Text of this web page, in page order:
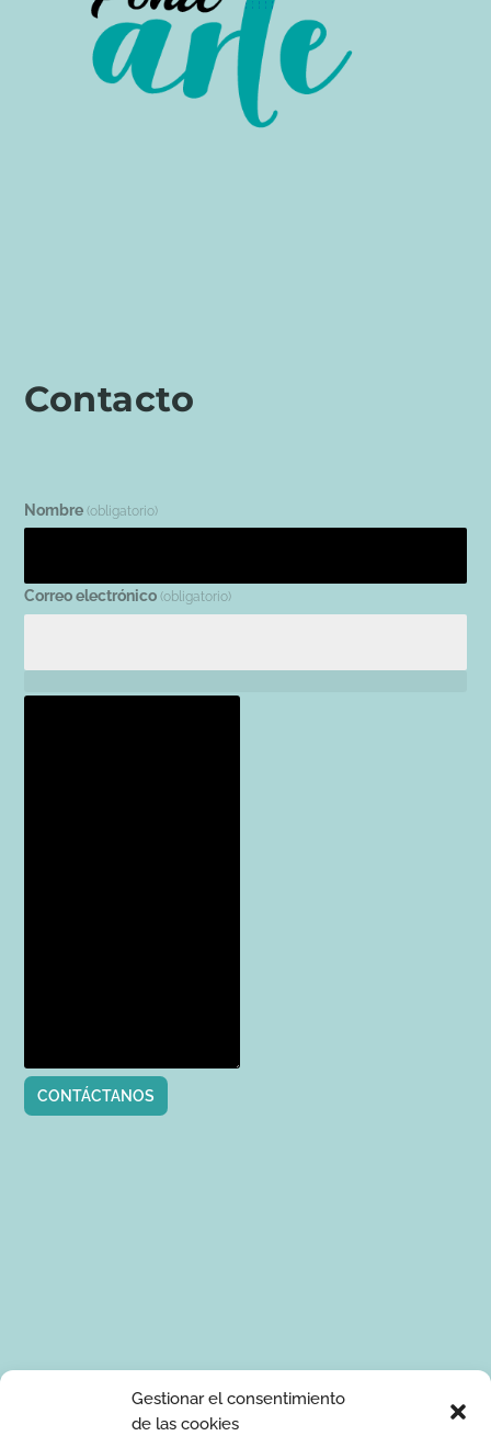
Gestionar el consentimiento
de las cookies
Contacto
Nombre (obligatorio)
Correo electrónico (obligatorio)
CONTÁCTANOS
Tus datos de carácter personal serán tratados por Ponle Arte
para enviarte información sobre manualidades. La base legal